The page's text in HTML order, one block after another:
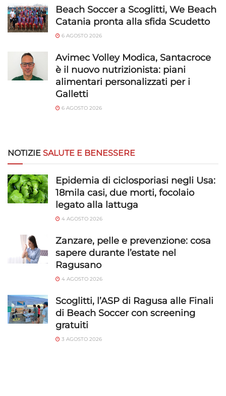
Beach Soccer a Scoglitti, We Beach
Catania pronta alla sfida Scudetto
6 AGOSTO 2026
Avimec Volley Modica, Santacroce
è il nuovo nutrizionista: piani
alimentari personalizzati per i
Galletti
6 AGOSTO 2026
NOTIZIE SALUTE E BENESSERE
Epidemia di ciclosporiasi negli Usa:
18mila casi, due morti, focolaio
legato alla lattuga
4 AGOSTO 2026
Zanzare, pelle e prevenzione: cosa
sapere durante l’estate nel
Ragusano
4 AGOSTO 2026
Scoglitti, l’ASP di Ragusa alle Finali
di Beach Soccer con screening
gratuiti
3 AGOSTO 2026